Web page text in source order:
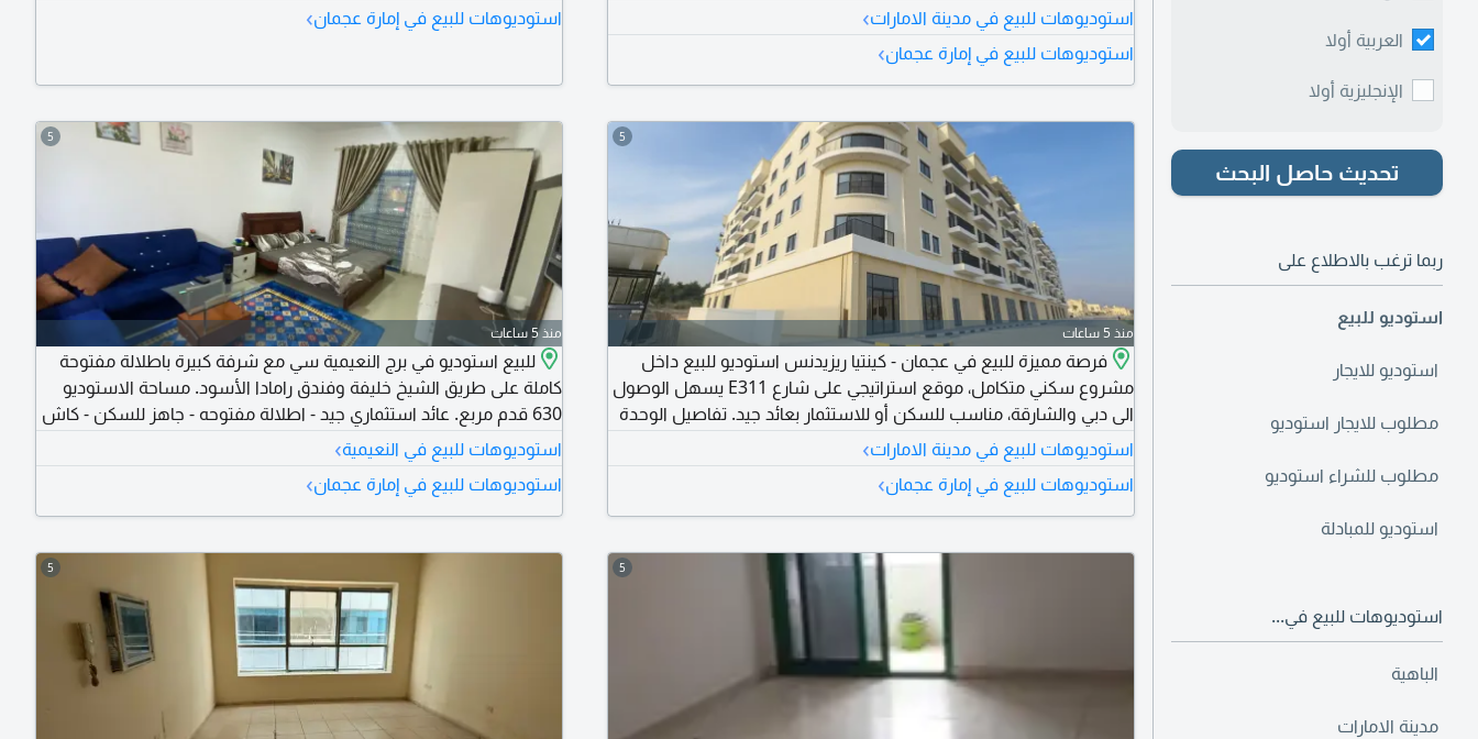
العربية أولا
الإنجليزية أولا
تحديث حاصل البحث
ربما ترغب بالاطلاع على
استوديو للبيع
استوديو للايجار
مطلوب للايجار استوديو
مطلوب للشراء استوديو
استوديو للمبادلة
استوديوهات للبيع في...
الباهية
مدينة الامارات
للسكن أو الاستثمار مع امكانية اعادة البيع بسهولة
استوديوهات للبيع في مدينة الامارات›
استوديوهات للبيع في إمارة عجمان›
وتبريد سبليت يشمل الفواتير، مع سهولة المخرج للشارقة ودبي، وسهولة
استوديوهات للبيع في إمارة عجمان›
5
منذ 5 ساعات
فرصة مميزة للبيع في عجمان - كينتيا ريزيدنس استوديو للبيع داخل
مشروع سكني متكامل، موقع استراتيجي على شارع E311 يسهل الوصول
الى دبي والشارقة، مناسب للسكن أو للاستثمار بعائد جيد. تفاصيل الوحدة
استوديو بدون بلكونه المساحة 580 قدم مربع تصميم عملي يستغل
المساحة بشكل ممتاز مميزات المشروع جيم مجهز مسبح بيئة سكنية
منظمة ومناسبة للعائلات مشروع جاهز للسكن السعر والتكاليف السعر
310000 درهم (كاش) رسوم NOC متاح
استوديوهات للبيع في مدينة الامارات›
استوديوهات للبيع في إمارة عجمان›
5
منذ 5 ساعات
للبيع استوديو في برج النعيمية سي مع شرفة كبيرة باطلالة مفتوحة
كاملة على طريق الشيخ خليفة وفندق رامادا الأسود. مساحة الاستوديو
630 قدم مربع. عائد استثماري جيد - اطلالة مفتوحه - جاهز للسكن - كاش
- تاور C الاستوديو في الطابق العلوي. يحتوي الاستوديو على موقف خاص
للسيارات الأستوديو فاضي وجاهز للسكن والاستثمار. موقع البرج ممتاز
بسبب موقعه المذهل على طريق الكويت
استوديوهات للبيع في النعيمية›
استوديوهات للبيع في إمارة عجمان›
5
5